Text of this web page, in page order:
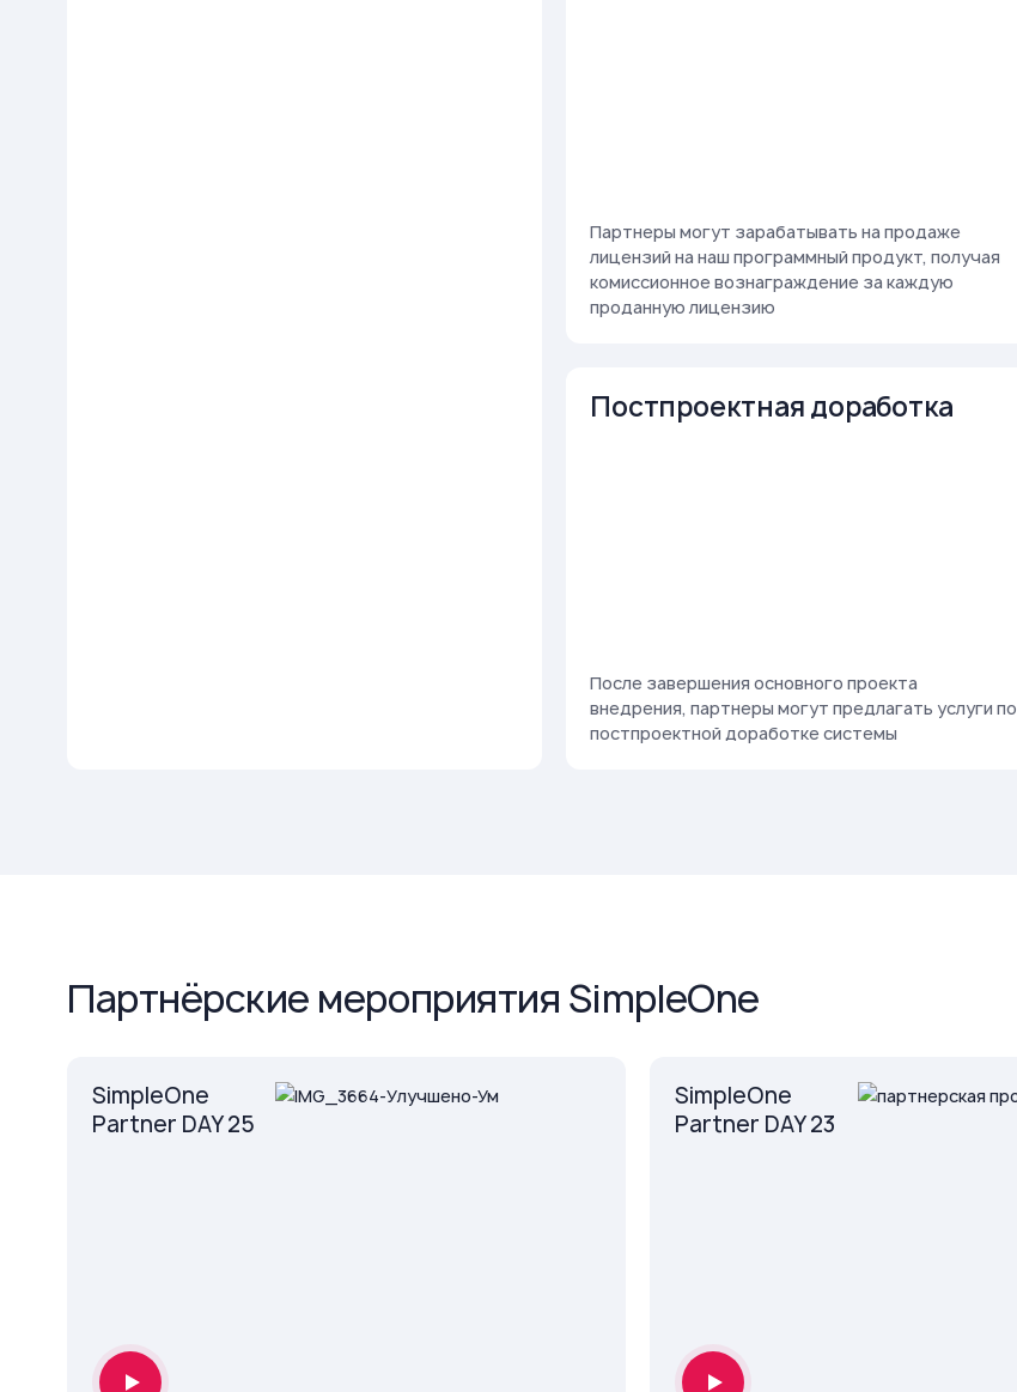
Партнеры могут зарабатывать на продаже
лицензий на наш программный продукт, получая
комиссионное вознаграждение за каждую
проданную лицензию
Постпроектная доработка
После завершения основного проекта
внедрения, партнеры могут предлагать услуги по
постпроектной доработке системы
Партнёрские мероприятия SimpleOne
SimpleOne
Partner DAY 25
SimpleOne
Partner DAY 23